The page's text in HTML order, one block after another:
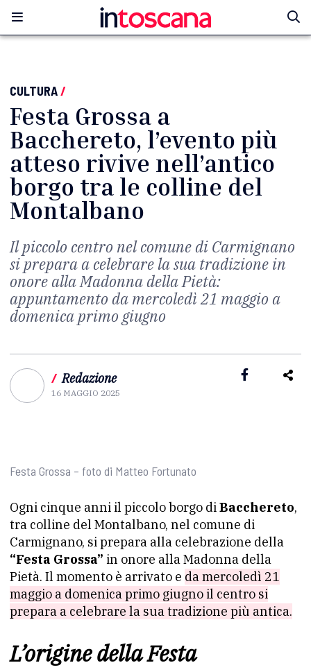
CULTURA/
Festa Grossa a
Bacchereto, l’evento più
atteso rivive nell’antico
borgo tra le colline del
Montalbano
Il piccolo centro nel comune di Carmignano
si prepara a celebrare la sua tradizione in
onore alla Madonna della Pietà:
appuntamento da mercoledì 21 maggio a
domenica primo giugno
/ Redazione
16 MAGGIO 2025
Festa Grossa – foto di Matteo Fortunato
Ogni cinque anni il piccolo borgo diBacchereto,
tra colline del Montalbano, nel comune di
Carmignano, si prepara alla celebrazione della
“Festa Grossa” in onore alla Madonna della
Pietà. Il momento è arrivato e da mercoledì 21
maggio a domenica primo giugno il centro si
prepara a celebrare la sua tradizione più antica.
L’origine della Festa